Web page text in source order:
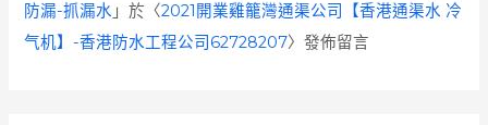
防漏-抓漏水 」於〈2021開業雞籠灣通渠公司【香港通渠水 冷
气机】-香港防水工程公司62728207〉發佈留言